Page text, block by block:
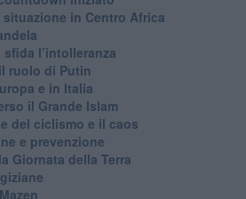
in Centro Africa
l’intolleranza
ruolo di Putin
e in Italia
il Grande Islam
del ciclismo e il caos
e prevenzione
Giornata della Terra